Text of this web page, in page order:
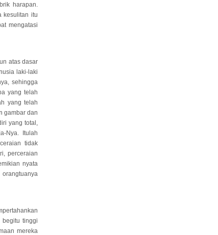
harapan.
kesulitan itu
mengatasi
atas dasar
laki-laki
sehingga
yang telah
yang telah
gambar dan
yang total,
Nya. Itulah
tidak
perceraian
nyata
tinggi
mereka